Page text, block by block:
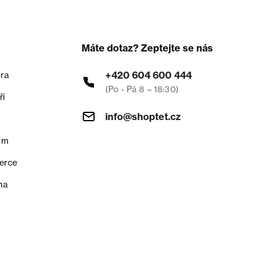
Máte dotaz? Zeptejte se nás
+420 604 600 444
(Po - Pá 8 – 18:30)
info@shoptet.cz